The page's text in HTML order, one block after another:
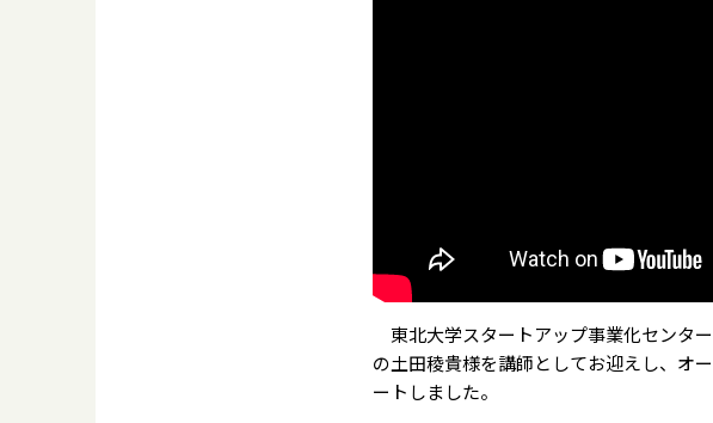
東北大学スタートアップ事業化センタ
の土田稜貴様を講師としてお迎えし、オ
ートしました。